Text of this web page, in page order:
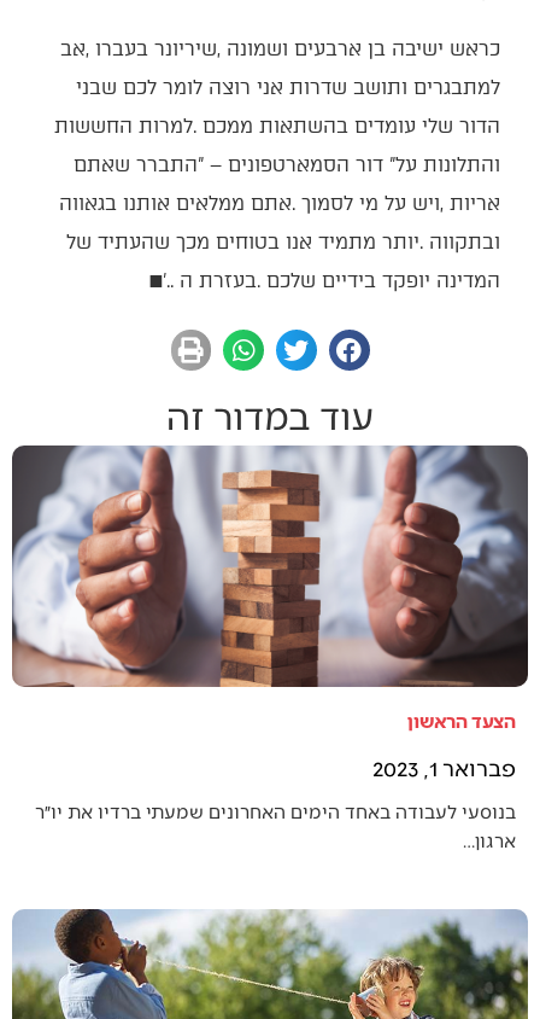
כראש‭ ‬ישיבה‭ ‬בן‭ ‬ארבעים‭ ‬ושמונה‭, ‬שיריונר‭ ‬בעברו‭, ‬אב‭
‬למתבגרים‭ ‬ותושב‭ ‬שדרות‭ ‬אני‭ ‬רוצה‭ ‬לומר‭ ‬לכם‭ ‬שבני‭
‬הדור‭ ‬שלי‭ ‬עומדים‭ ‬בהשתאות‭ ‬ממכם‭. ‬למרות‭ ‬החששות‭
‬והתלונות‭ ‬על‭ "‬דור‭ ‬הסמארטפונים‭" – ‬התברר‭ ‬שאתם‭
‬ובתקווה‭. ‬יותר‭ ‬מתמיד‭ ‬אנו‭ ‬בטוחים‭ ‬מכך‭ ‬שהעתיד‭ ‬של‭
‬המדינה‭ ‬יופקד‭ ‬בידיים‭ ‬שלכם‭. ‬בעזרת‭ ‬ה‭'.. ‬
■
עוד במדור זה
הצעד הראשון
פברואר 1, 2023
בנוסעי לעבודה באחד הימים האחרונים שמעתי ברדיו את יו״ר
ארגון…